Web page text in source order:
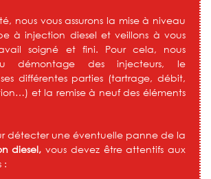
nous vous assurons la mise à niveau
à injection diesel et veillons à vous
soigné et fini. Pour cela, nous
démontage des injecteurs, le
différentes parties (tartrage, débit,
et la remise à neuf des éléments
détecter une éventuelle panne de la
diesel, vous devez être attentifs aux
: